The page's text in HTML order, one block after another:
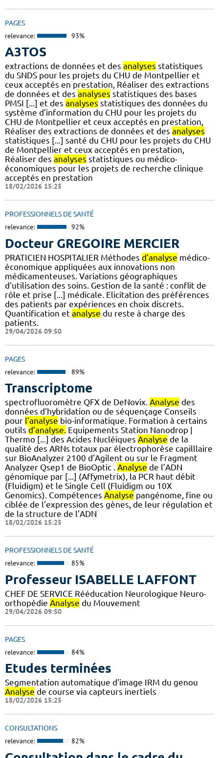
PAGES
relevance: 93%
A3TOS
extractions de données et des analyses statistiques
du SNDS pour les projets du CHU de Montpellier et
ceux acceptés en prestation, Réaliser des extractions
de données et des analyses statistiques des bases
PMSI [...] et des analyses statistiques des données du
système d’information du CHU pour les projets du
CHU de Montpellier et ceux acceptés en prestation,
Réaliser des extractions de données et des analyses
statistiques [...] santé du CHU pour les projets du CHU
de Montpellier et ceux acceptés en prestation,
Réaliser des analyses statistiques ou médico-
économiques pour les projets de recherche clinique
acceptés en prestation
18/02/2026 15:25
PROFESSIONNELS DE SANTÉ
relevance: 92%
Docteur GREGOIRE MERCIER
PRATICIEN HOSPITALIER Méthodes d'analyse médico-
économique appliquées aux innovations non
médicamenteuses. Variations géographiques
d'utilisation des soins. Gestion de la santé : conflit de
rôle et prise [...] médicale. Elicitation des préférences
des patients par expériences en choix discrets.
Quantification et analyse du reste à charge des
patients.
29/04/2026 09:50
PAGES
relevance: 89%
Transcriptome
spectrofluoromètre QFX de DeNovix. Analyse des
données d’hybridation ou de séquençage Conseils
pour l’analyse bio-informatique. Formation à certains
outils d’analyse. Equipements Station Nanodrop |
Thermo [...] des Acides Nucléiques Analyse de la
qualité des ARNs totaux par électrophorèse capilllaire
sur BioAnalyzer 2100 d’Agilent ou sur le Fragment
Analyzer Qsep1 de BioOptic . Analyse de l’ADN
génomique par [...] (Affymetrix), la PCR haut débit
(Fluidigm) et le Single Cell (Fluidigm ou 10X
Genomics). Compétences Analyse pangénome, fine ou
ciblée de l’expression des gènes, de leur régulation et
de la structure de l’ADN
18/02/2026 15:25
PROFESSIONNELS DE SANTÉ
relevance: 85%
Professeur ISABELLE LAFFONT
CHEF DE SERVICE Rééducation Neurologique Neuro-
orthopédie Analyse du Mouvement
29/04/2026 09:50
PAGES
relevance: 84%
Etudes terminées
Segmentation automatique d'image IRM du genou
Analyse de course via capteurs inertiels
18/02/2026 15:25
CONSULTATIONS
relevance: 82%